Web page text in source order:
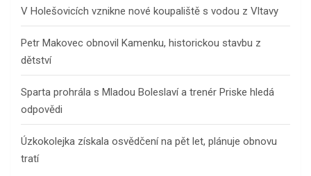
V Holešovicích vznikne nové koupaliště s vodou z Vltavy
Petr Makovec obnovil Kamenku, historickou stavbu z
dětství
Sparta prohrála s Mladou Boleslaví a trenér Priske hledá
odpovědi
Úzkokolejka získala osvědčení na pět let, plánuje obnovu
tratí